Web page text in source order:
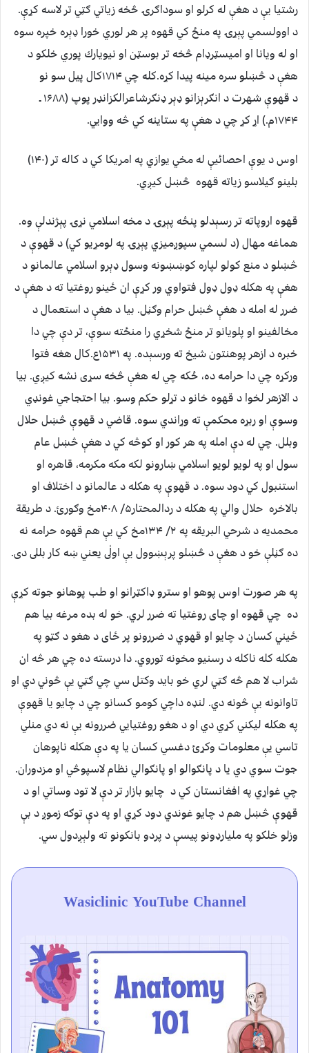
رشتيا يې د هغې له كرلو او سوداګرۍ څخه زياتي ګټي تر لاسه كړې.
د اوولسمي پېړۍ په منځ كي قهوه پر هر لوري خورا ډېره خپره سوه
او له ويانا او اميسټرډام څخه تر بوسټن او نيويارك پوري خلكو د
هغې د څښلو سره مينه پيدا كړه.كله چي ۱۷۱۴كال پيل سو نو
د قهوې شهرت د انګرېزانو ډېر ډنګرشاعرالكزانډر پوپ (۱۶۸۸ ـ
۱۷۴۴م.) اړ كړ چي د هغې په ستاينه كي څه ووايي.
اوس د يوې احصائيې له مخي يوازي په امريكا كي د كاله تر (۱۴۰)
بلينو ګيلاسو زياته قهوه څښل كيږي.
قهوه اروپاته تر رسېدلو پنځه پېړۍ د مخه اسلامي نړۍ پېژندلې وه.
هماغه مهال (د لسمي سپوږميزي پېړۍ په لومړيو كي) د قهوې د
څښلو د منع كولو لپاره كوښښونه وسول ډېرو اسلامي عالمانو د
هغې په هكله ډول ډول فتواوي ور كړې ان ځينو روغتيا ته د هغې د
ضرر له امله د هغې څښل حرام وګڼل. بيا د هغې د استعمال د
مخالفينو او پلويانو تر منځ شخړي را منځته سوې، تر دې چي دا
خبره د ازهر پوهنتون شيخ ته ورسېده. په ۱۵۳۱ع.كال هغه فتوا
وركړه چي دا حرامه ده، ځكه چي له هغې څخه سړى نشه كيږي. بيا
د الازهر لخوا د قهوه خانو د تړلو حكم وسو. بيا احتجاجي غونډي
وسوې او ربړه محكمې ته وړاندي سوه. قاضي د قهوې څښل حلال
وبلل. چي له دې امله په هر كور او كوڅه كي د هغې څښل عام
سول او په لويو لويو اسلامي ښارونو لكه مكه مكرمه، قاهره او
استنبول كي دود سوه. د قهوې په هكله د عالمانو د اختلاف او
بالاخره حلال والي په هكله د ردالمحتار۵/ ۴۰۸مخ وګورئ. د طريقة
محمديه د شرحي البريقه په ۲/ ۱۳۴مخ كي يې هم قهوه حرامه نه
ده ګڼلې خو د هغې د څښلو پرېښوول يې اولٰى يعني ښه كار بللى دى.
په هر صورت اوس پوهو او سترو ډاكټرانو او طب پوهانو جوته كړې
ده چي قهوه او چاى روغتيا ته ضرر لري. خو له بده مرغه بيا هم
ځيني كسان د چايو او قهوي د ضررونو پر ځاى د هغو د ګټو په
هكله كله ناكله د رسنيو مخونه توروي. دا درسته ده چي هر څه ان
شراب لا هم څه ګټي لري خو بايد وكتل سي چي ګټي يې څوني دي او
تاوانونه يې څونه دي. لنډه داچي كومو كسانو چي د چايو يا قهوې
په هكله ليكني كړي دي او د هغو روغتيايي ضررونه يې نه دي منلي
تاسي يې معلومات وكړئ دغسي كسان يا په دې هكله ناپوهان
جوت سوي دي يا د پانګوالو او پانګوالي نظام لاسپوڅي او مزدوران.
چي غواړي په افغانستان كي د چايو بازار تر دې لا تود وساتي او د
قهوې څښل هم د چايو غوندي دود كړي او په دې توګه زموږ د بې
وزلو خلكو په مليارډونو پيسې د پردو بانكونو ته ولېږدول سي.
Wasiclinic YouTube Channel